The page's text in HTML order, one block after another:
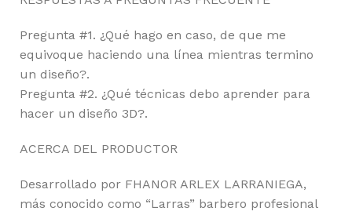
Pregunta #1. ¿Qué hago en caso, de que me
equivoque haciendo una línea mientras termino
un diseño?.
Pregunta #2. ¿Qué técnicas debo aprender para
hacer un diseño 3D?.
ACERCA DEL PRODUCTOR
Desarrollado por FHANOR ARLEX LARRANIEGA,
más conocido como “Larras” barbero profesional